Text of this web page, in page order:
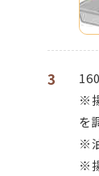
3
※
を
※
※